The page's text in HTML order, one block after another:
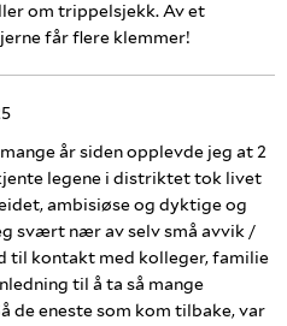
om trippelsjekk. Av et
får flere klemmer!
år siden opplevde jeg at 2
legene i distriktet tok livet
ambisiøse og dyktige og
svært nær av selv små avvik /
til kontakt med kolleger, familie
til å ta så mange
de eneste som kom tilbake, var